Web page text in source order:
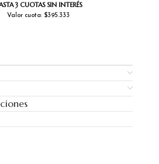
3 CUOTAS SIN INTERÉS
Valor cuota: $395.333